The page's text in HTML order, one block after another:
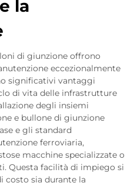
la
di giunzione offrono
eccezionalmente
significativi vantaggi
di vita delle infrastrutture
degli insiemi
e bullone di giunzione
e gli standard
ferroviaria,
macchine specializzate o
Questa facilità di impiego si
costo sia durante la